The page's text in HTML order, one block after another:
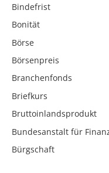
Bindefrist
Bonität
Börse
Börsenpreis
Branchenfonds
Briefkurs
Bruttoinlandsprodukt
Bundesanstalt für
Bürgschaft